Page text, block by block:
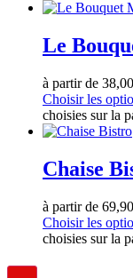
Le
à partir de 38,00
Choisir les
choisies sur la
Chaise
à partir de 69,90
Choisir les
choisies sur la